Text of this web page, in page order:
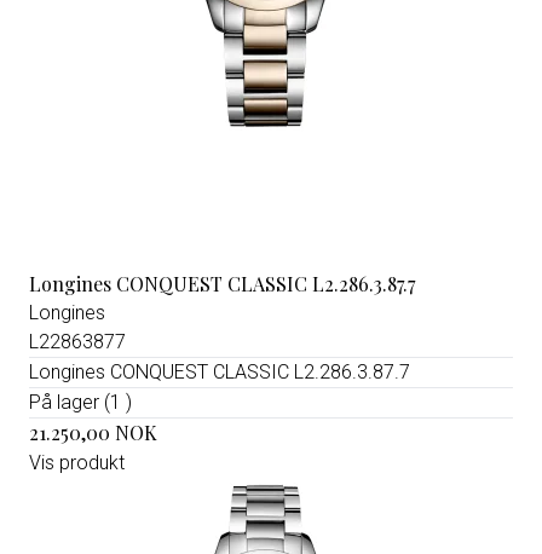
Longines CONQUEST CLASSIC L2.286.3.87.7
Longines
L22863877
Longines CONQUEST CLASSIC L2.286.3.87.7
På lager (1 )
21.250,00 NOK
Vis produkt